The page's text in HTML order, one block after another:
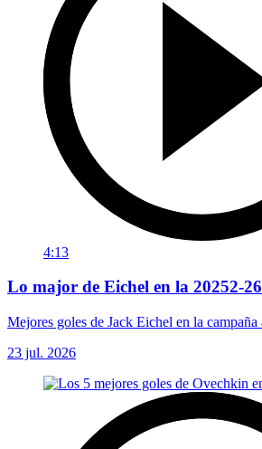
4:13
Lo major de Eichel en la 20252-26
Mejores goles de Jack Eichel en la campaña
23 jul. 2026